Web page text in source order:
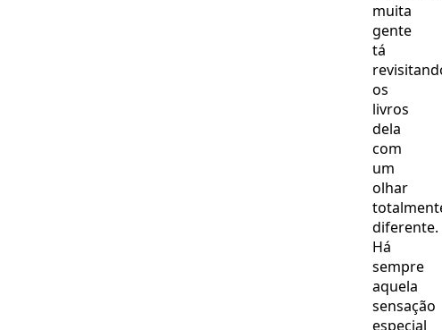
muita
gente
tá
os
livros
dela
com
um
olhar
diferente.
Há
sempre
aquela
sensação
especial